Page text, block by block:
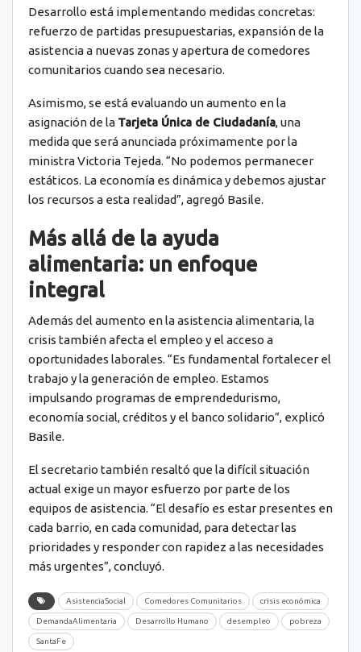
Desarrollo está implementando medidas concretas:
refuerzo de partidas presupuestarias, expansión de la
asistencia a nuevas zonas y apertura de comedores
comunitarios cuando sea necesario.
Asimismo, se está evaluando un aumento en la
asignación de la Tarjeta Única de Ciudadanía, una
medida que será anunciada próximamente por la
ministra Victoria Tejeda. “No podemos permanecer
estáticos. La economía es dinámica y debemos ajustar
los recursos a esta realidad”, agregó Basile.
Más allá de la ayuda
alimentaria: un enfoque
integral
Además del aumento en la asistencia alimentaria, la
crisis también afecta el empleo y el acceso a
oportunidades laborales. “Es fundamental fortalecer el
trabajo y la generación de empleo. Estamos
impulsando programas de emprendedurismo,
economía social, créditos y el banco solidario”, explicó
Basile.
El secretario también resaltó que la difícil situación
actual exige un mayor esfuerzo por parte de los
equipos de asistencia. “El desafío es estar presentes en
cada barrio, en cada comunidad, para detectar las
prioridades y responder con rapidez a las necesidades
más urgentes”, concluyó.
AsistenciaSocial Comedores Comunitarios crisis económica
DemandaAlimentaria Desarrollo Humano desempleo pobreza
SantaFe